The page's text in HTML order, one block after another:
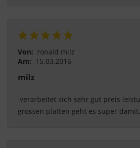
Von: ronald milz
Am: 15.03.2016
milz
grossen platten geht es super damit.